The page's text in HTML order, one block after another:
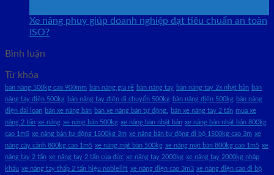
Xe nâng phuy giúp doanh nghiệp đạt tiêu chuẩn an toàn
ISO?
Bình luận
Từ khóa
bàn nâng 500kg cao 900mm bàn nâng gía rẻ bàn nâng tay bàn nâng tay 2x nhật bản bàn
nâng tay điện 500kg bàn nâng tay điện di chuyển 500kg bàn nâng điện 500kg bàn nâng
điện đài loan bán xe nâng bàn bán xe nâng bán tự động. bán xe nâng tay 2 tấn mua xe
nâng 2 tấn xe nâng xe nâng bàn 500kg xe nâng bàn nhật bản xe nâng bàn nhật bản 800kg
cao 1m5 xe nâng bán tự động 1500kg 3m xe nâng bán tự động đi bộ 1500kg cao 3m xe
nâng cây cảnh 800kg cao 1m5 xe nâng mặt bàn 500kg xe nâng mặt bàn 800kg cao 1m5 xe
nâng tay 2 tấn xe nâng tay 2 tấn của đức xe nâng tay 2000kg xe nâng tay 2000kg nhập
khẩu xe nâng tay thấp 2 tấn hiệu noblelift xe nâng điện cao 3m3 xe nâng điện cao đi bộ